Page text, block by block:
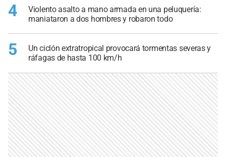
4
Violento asalto a mano armada en una peluquería:
maniataron a dos hombres y robaron todo
5
Un ciclón extratropical provocará tormentas severas y
ráfagas de hasta 100 km/h